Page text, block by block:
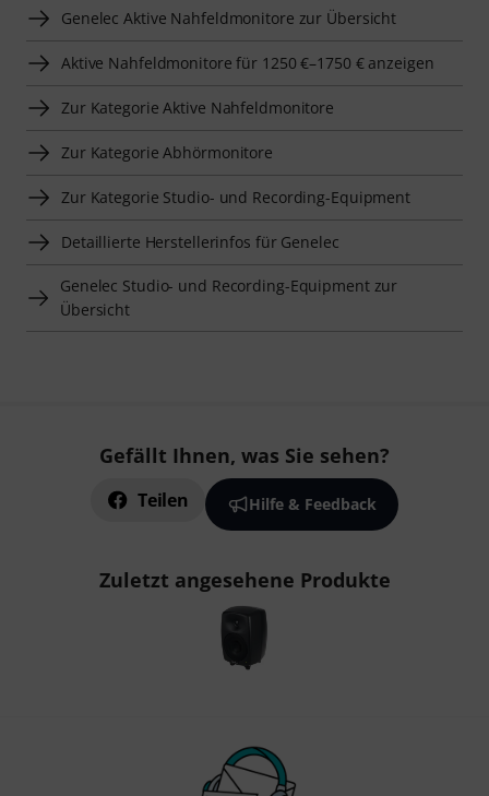
Genelec Aktive Nahfeldmonitore zur Übersicht
Aktive Nahfeldmonitore für 1250 €–1750 € anzeigen
Zur Kategorie Aktive Nahfeldmonitore
Zur Kategorie Abhörmonitore
Zur Kategorie Studio- und Recording-Equipment
Detaillierte Herstellerinfos für Genelec
Genelec Studio- und Recording-Equipment zur
Übersicht
Gefällt Ihnen, was Sie sehen?
Teilen Hilfe & Feedback
Zuletzt angesehene Produkte